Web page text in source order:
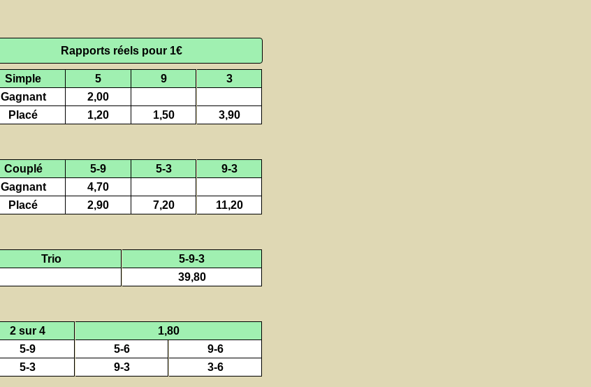
Rapports réels pour 1€
Simple 5 9
3
Gagnant
2,00
Placé
1,20 1,50 3,90
Couplé 5-9 5-3
9-3
Gagnant
4,70
Placé
2,90 7,20 11,20
Trio
5-9-3
39,80
2 sur 4
1,80
5-9
5-6
9-6
5-3
9-3 3-6